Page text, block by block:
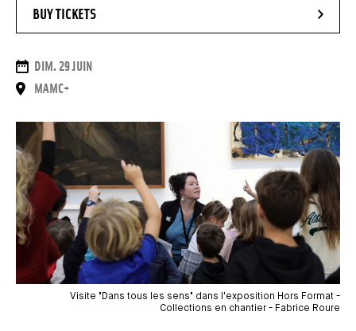
BUY TICKETS- NEW WINDOW
DATES
DIM. 29 JUIN
PLACE
MAMC+
Visite "Dans tous les sens" dans l'exposition Hors Format -
Collections en chantier - Fabrice Roure